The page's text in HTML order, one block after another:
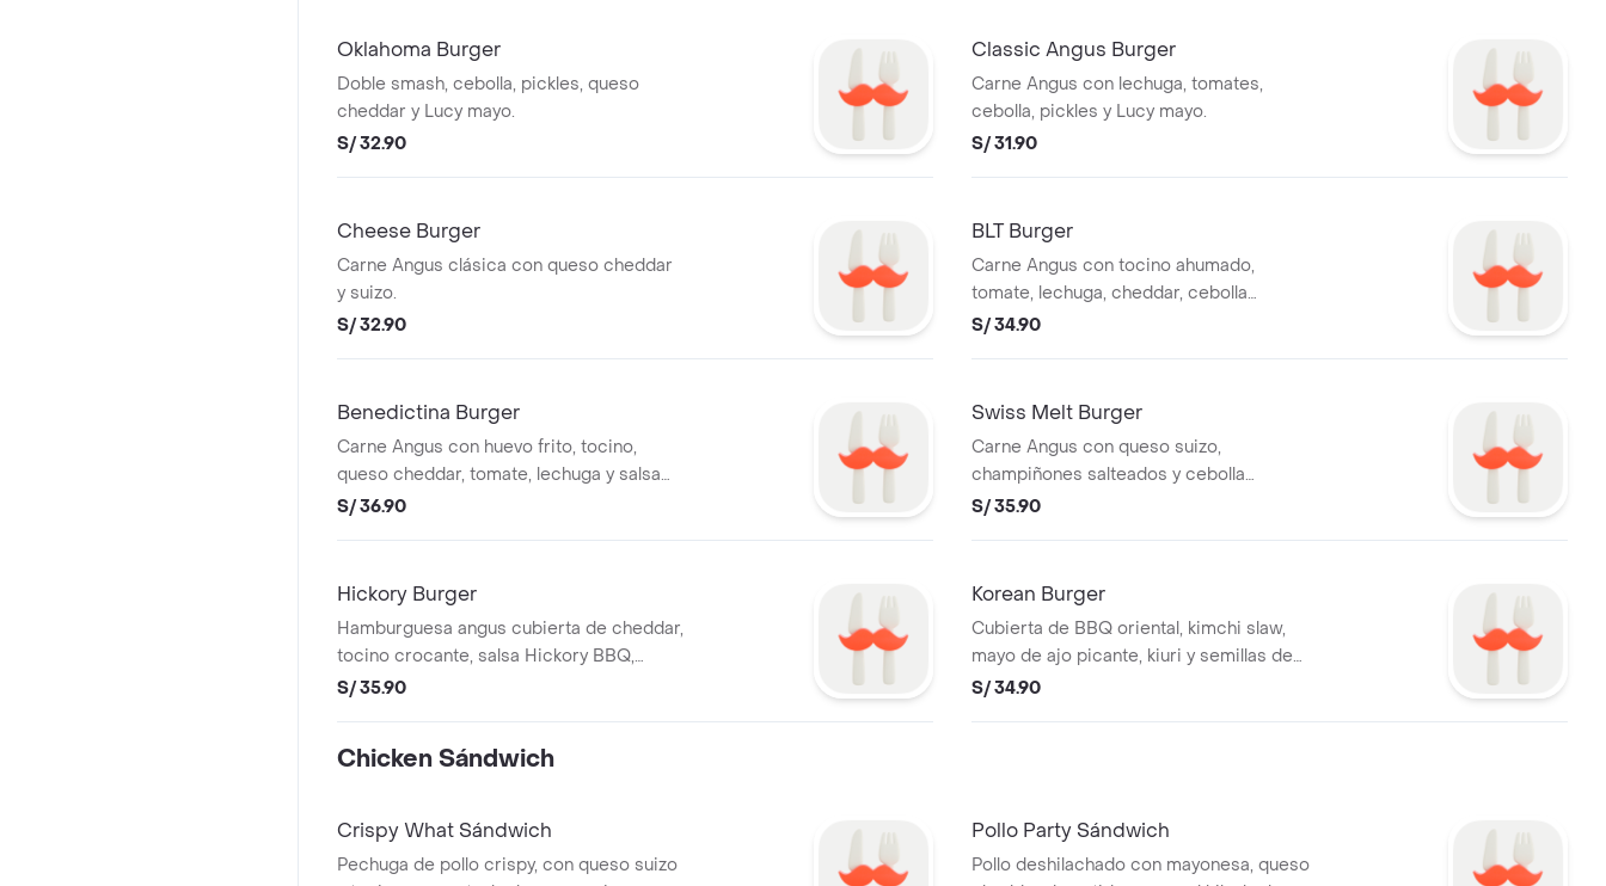
Oklahoma Burger
Doble smash, cebolla, pickles, queso
cheddar y Lucy mayo.
S/ 32.90
Classic Angus Burger
Carne Angus con lechuga, tomates,
cebolla, pickles y Lucy mayo.
S/ 31.90
Cheese Burger
Carne Angus clásica con queso cheddar
y suizo.
S/ 32.90
BLT Burger
Carne Angus con tocino ahumado,
tomate, lechuga, cheddar, cebolla
caramelizada y Lucy mayo.
S/ 34.90
Benedictina Burger
Carne Angus con huevo frito, tocino,
queso cheddar, tomate, lechuga y salsa
benedict.
S/ 36.90
Swiss Melt Burger
Carne Angus con queso suizo,
champiñones salteados y cebolla
caramelizada.
S/ 35.90
Hickory Burger
Hamburguesa angus cubierta de cheddar,
tocino crocante, salsa Hickory BBQ,
cebolla blanca, pickles picantes y
S/ 35.90
Korean Burger
Cubierta de BBQ oriental, kimchi slaw,
mayo de ajo picante, kiuri y semillas de
ajonjolí.
S/ 34.90
Chicken Sándwich
Crispy What Sándwich
Pechuga de pollo crispy, con queso suizo
Pollo Party Sándwich
Pollo deshilachado con mayonesa, queso